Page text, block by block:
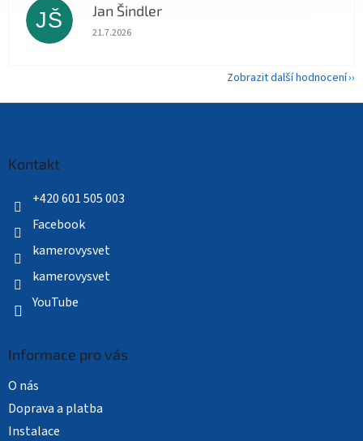
JŠ Jan Šindler
Hodnocení obchodu je 5 z 5 hvězdiček.
21.7.2026
Zobrazit další hodnocení
Kontakt
+420 601 505 003
Facebook
kamerovysvet
kamerovysvet
YouTube
Informace pro vás
O nás
Doprava a platba
Instalace